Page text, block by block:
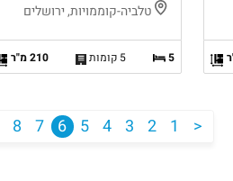
טלביה-קוממויות, ירושלים
5 5 קומות 210 מ"ר
>
1
2
3
4
5
6
7
8